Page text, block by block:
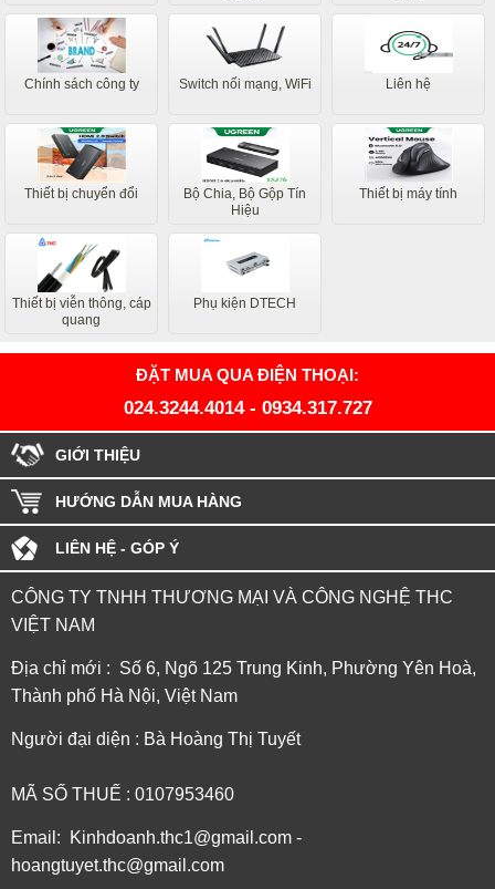
Chính sách công ty Switch nối mạng, WiFi Liên hệ
Thiết bị chuyển đổi
Bộ Chia, Bộ Gộp Tín
Hiệu
Thiết bị máy tính
Thiết bị viễn thông, cáp
quang
Phụ kiện DTECH
ĐẶT MUA QUA ĐIỆN THOẠI:
024.3244.4014- 0934.317.727
GIỚI THIỆU
HƯỚNG DẪN MUA HÀNG
LIÊN HỆ - GÓP Ý
CÔNG TY TNHH THƯƠNG MẠI VÀ CÔNG NGHỆ THC
VIỆT NAM
Địa chỉ mới : Số 6, Ngõ 125 Trung Kinh, Phường Yên Hoà,
Thành phố Hà Nội, Việt Nam
Người đại diện : Bà Hoàng Thị Tuyết
MÃ SỐ THUẾ : 0107953460
Email: Kinhdoanh.thc1@gmail.com -
hoangtuyet.thc@gmail.com